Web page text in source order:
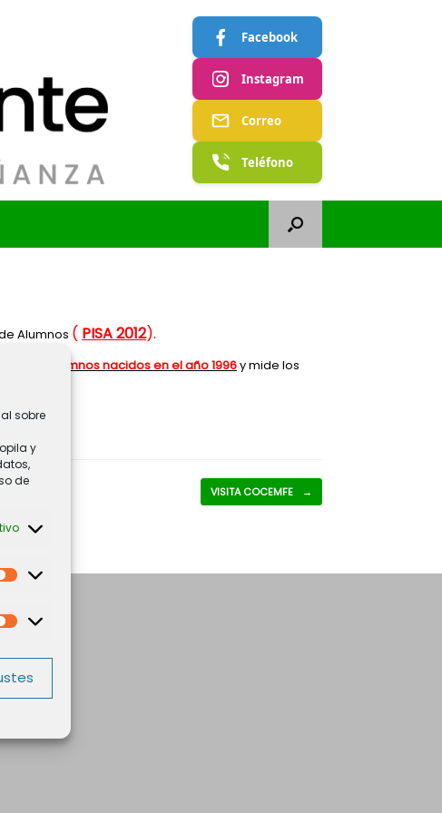
sobre
y
de
Estadísticas
Marketing
Facebook
Instagram
Correo
Teléfono
Alumnos ( PISA 2012).
los alumnos nacidos en el año 1996y mide los
VISITA COCEMFE →